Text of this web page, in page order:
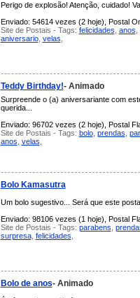
Perigo de explosão! Atenção, cuidado!
Enviado: 54614 vezes (2 hoje), Postal
Site de Postais - Tags: felicidades anos
aniversario, velas
Teddy Birthday!- Animado
Surpreende o (a) aniversariante com
querida...
Enviado: 96702 vezes (2 hoje), Postal
Site de Postais - Tags: bolo, prendas
anos velas
Bolo Kamasutra
Um bolo sugestivo... Será que este
Enviado: 98106 vezes (1 hoje), Postal
Site de Postais - Tags: parabens
surpresa, felicidades
Bolo de anos- Animado